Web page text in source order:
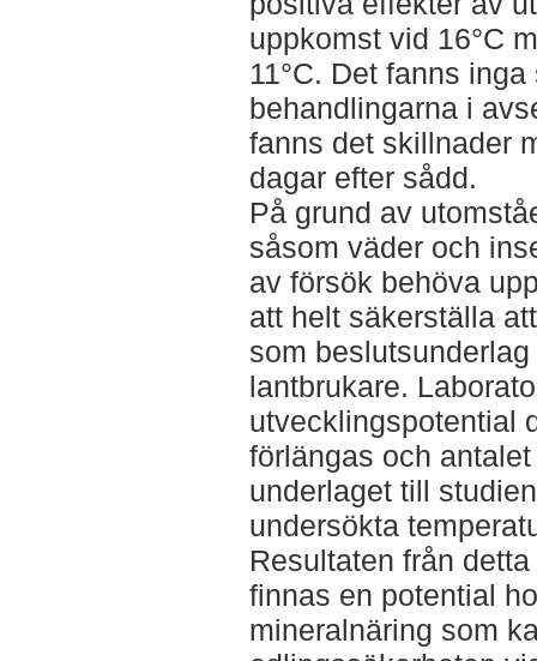
uppkomst vid 16°C
11°C. Det fanns
behandlingarna i
fanns det skillnader
dagar efter sådd.
På grund av
såsom väder och
av försök behöva
att helt säkerställa
som
lantbrukare.
utvecklingspotential
förlängas och
underlaget till
undersökta
Resultaten från
finnas en potential
mineralnäring som